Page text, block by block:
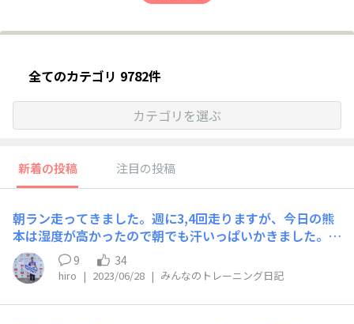
全てのカテゴリ 9782件
カテゴリを選ぶ
新着の投稿 注目の投稿
朝ラン走ってきました。週に3,4回走りますが、今日の熊
本は湿度が高かったので朝でも汗いっぱいかきました。も
うすぐ福岡マラソン抽選の日です。楽しみでもあり不安で
もあります。どうか当たってますように。
9 34
hiro | 2023/06/28 | みんなのトレーニング日記